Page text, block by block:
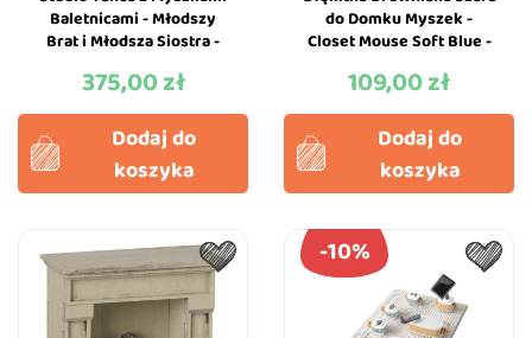
Baletnicami - Młodszy
Brat i Młodsza Siostra -
Cena
375,00 zł
Dodaj do
koszyka
do Domku Myszek -
Closet Mouse Soft Blue -
Cena
109,00 zł
Dodaj do
koszyka
-10%